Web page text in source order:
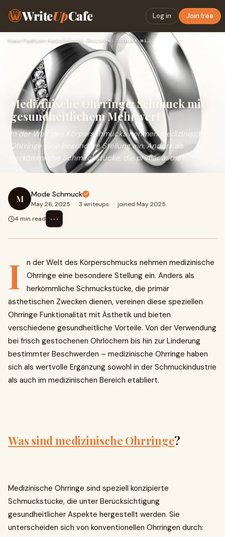
WriteUpCafe Log in Join free
Home› Fashion› Medizinische Ohrringe: Schmuck mit gesundheitlichem Mehrwert
Medizinische Ohrringe: Schmuck mit
gesundheitlichem Mehrwert
In der Welt des Körperschmucks nehmen medizinische
Ohrringe eine besondere Stellung ein. Anders als
herkömmliche Schmuckstücke, die primär ästhet
M Mode Schmuck
May 26, 2025 · 3 writeups · joined May 2025
4 min read
⋯
I
n der Welt des Körperschmucks nehmen medizinische
Ohrringe eine besondere Stellung ein. Anders als
herkömmliche Schmuckstücke, die primär
ästhetischen Zwecken dienen, vereinen diese speziellen
Ohrringe Funktionalität mit Ästhetik und bieten
verschiedene gesundheitliche Vorteile. Von der Verwendung
bei frisch gestochenen Ohrlöchern bis hin zur Linderung
bestimmter Beschwerden – medizinische Ohrringe haben
sich als wertvolle Ergänzung sowohl in der Schmuckindustrie
als auch im medizinischen Bereich etabliert.
Was sind medizinische Ohrringe?
Medizinische Ohrringe sind speziell konzipierte
Schmuckstücke, die unter Berücksichtigung
gesundheitlicher Aspekte hergestellt werden. Sie
unterscheiden sich von konventionellen Ohrringen durch: